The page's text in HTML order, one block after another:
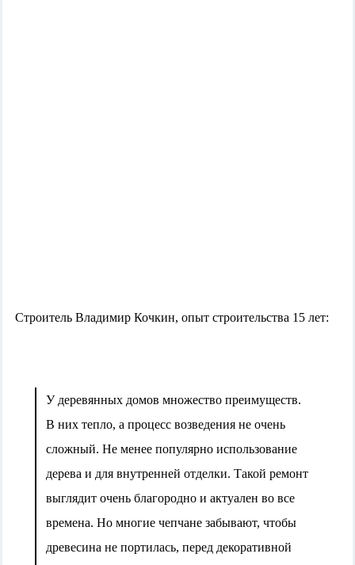
Строитель Владимир Кочкин, опыт строительства 15 лет:
У деревянных домов множество преимуществ.
В них тепло, а процесс возведения не очень
сложный. Не менее популярно использование
дерева и для внутренней отделки. Такой ремонт
выглядит очень благородно и актуален во все
времена. Но многие чепчане забывают, чтобы
древесина не портилась, перед декоративной